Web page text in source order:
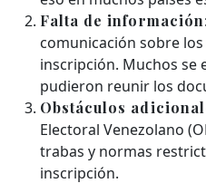
Falta de información
comunicación sobre
inscripción. Muchos se
pudieron reunir los
Obstáculos
Electoral Venezolano
trabas y normas
inscripción.